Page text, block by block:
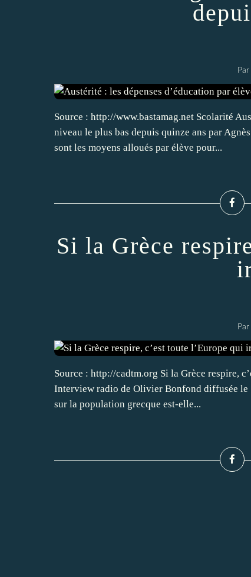
Source : http://www.bastamag.net Scolarité
niveau le plus bas depuis quinze ans par
sont les moyens alloués par élève pour...
Si la Grèce
Source : http://cadtm.org Si la Grèce respire,
Interview radio de Olivier Bonfond diffusée le
sur la population grecque est-elle...